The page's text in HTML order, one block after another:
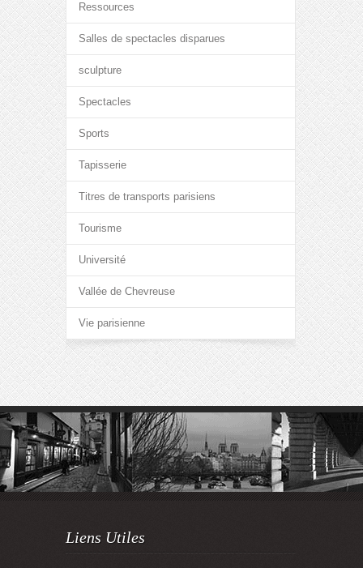
Ressources
Salles de spectacles disparues
sculpture
Spectacles
Sports
Tapisserie
Titres de transports parisiens
Tourisme
Université
Vallée de Chevreuse
Vie parisienne
Liens Utiles